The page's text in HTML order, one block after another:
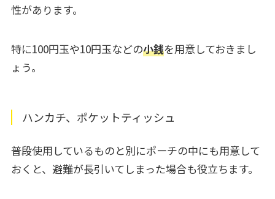
性があります。
特に100円玉や10円玉などの小銭を用意しておきまし
ょう。
ハンカチ、ポケットティッシュ
普段使用しているものと別にポーチの中にも用意して
おくと、避難が長引いてしまった場合も役立ちます。